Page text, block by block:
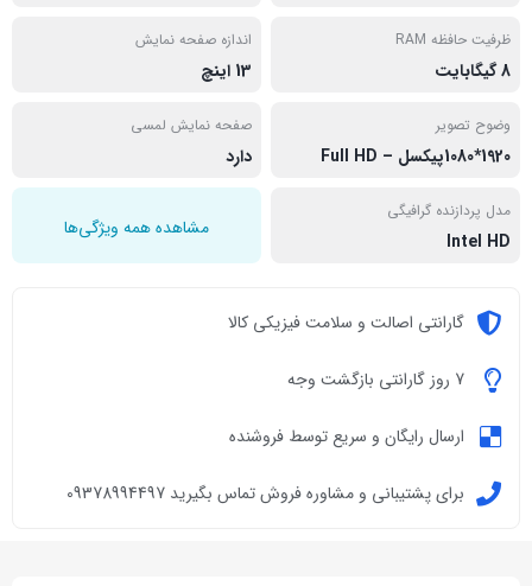
ظرفیت حافظه RAM
8 گیگابایت
اندازه صفحه نمایش
13 اینچ
وضوح تصویر
1920*1080پیکسل – Full HD
صفحه نمایش لمسی
دارد
مدل پردازنده گرافیگی
Intel HD
مشاهده همه ویژگی‌ها
گارانتی اصالت و سلامت فیزیکی کالا
7 روز گارانتی بازگشت وجه
ارسال رایگان و سریع توسط فروشنده
برای پشتیبانی و مشاوره فروش تماس بگیرید 09378994497